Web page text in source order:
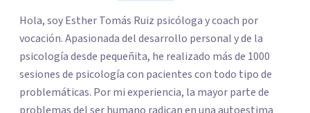
Hola, soy Esther Tomás Ruiz psicóloga y coach por
vocación. Apasionada del desarrollo personal y de la
psicología desde pequeñita, he realizado más de 1000
sesiones de psicología con pacientes con todo tipo de
problemáticas. Por mi experiencia, la mayor parte de